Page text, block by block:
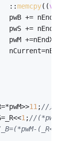
							::
memcpy((void
pwS += nEndX-
pwM +=nEndX-
							nCurrent=nEndX;
_R=*pwM>>
11;//只保留
_G=_R<<
1;//(*pwM-
(_R<<11)-